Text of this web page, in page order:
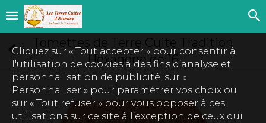
Hexagone de 16
Cliquez sur « Tout accepter » pour consentir à
l'utilisation de cookies à des fins d’analyse et
personnalisation de publicité, sur «
Personnaliser » pour paramétrer vos choix ou
sur « Tout refuser » pour vous opposer à ces
utilisations sur ce site à l’exception de ceux qui